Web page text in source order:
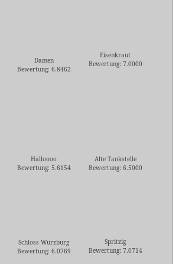
Damen
Bewertung: 6.8462
Eisenkraut
Bewertung: 7.0000
Halloooo
Bewertung: 5.6154
Alte Tankstelle
Bewertung: 6.5000
Schloss Würzburg
Bewertung: 6.0769
Spritzig
Bewertung: 7.0714